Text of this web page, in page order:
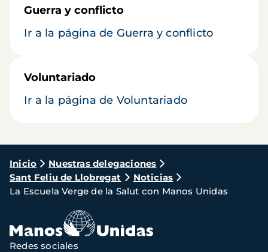
Guerra y conflicto
Ir a la página de Guerra y conflicto
Voluntariado
Ir a la página de Voluntariado
Ruta
de
navegación
Inicio
Nuestras delegaciones
Sant Feliu de Llobregat
Noticias
La Escuela Verge de la Salut con Manos Unidas
Redes sociales